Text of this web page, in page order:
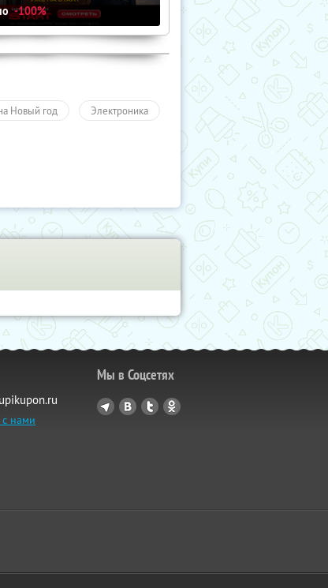
-100%
Новый год Электроника
с нами
Мы в Соцсетях